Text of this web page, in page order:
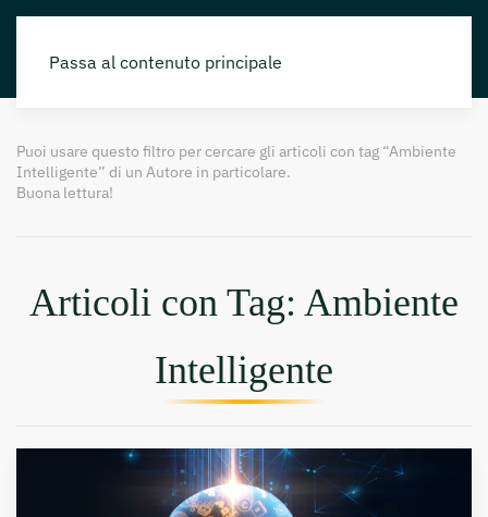
Passa al contenuto principale
Puoi usare questo filtro per cercare gli articoli con tag “Ambiente
Intelligente” di un Autore in particolare.
Buona lettura!
Articoli con Tag: Ambiente
Intelligente